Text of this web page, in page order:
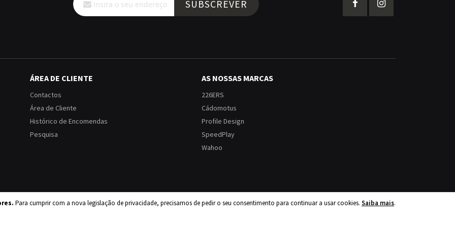
Para cumprir com a nova legislação de privacidade, precisamos de pedir o seu consentimento para continuar a usar cookies. Saiba mais.
a
nossa
SUBSCREVER
ÁREA DE CLIENTE
Contactos
Área de Cliente
Histórico de Encomendas
Pesquisa
AS NOSSAS MARCAS
226ERS
Cádomotus
Profile Design
SpeedPlay
Wahoo
Política de Privacidade Política de Devoluções Livro de Reclamações Eletrónico